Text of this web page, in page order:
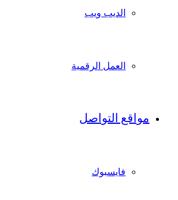
الديب ويب
العمل الرقمية
مواقع التواصل
فايسبوك